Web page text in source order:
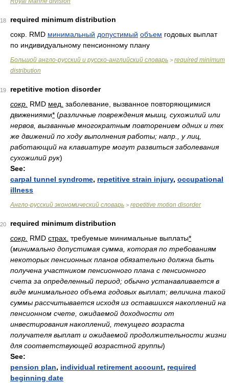
18
required minimum distribution
сокр. RMD минимальный допустимый объем годовых выплат
по индивидуальному пенсионному плану
Большой англо-русский и русско-английский словарь > required minimum
distribution
19
repetitive motion disorder
сокр. RMD мед. заболевание, вызванное повторяющимися
движениями* (различные повреждения мышц, сухожилий или
нервов, вызванные многократным повторением одних и тех
же движений по ходу выполнения работы; напр., у лиц,
работающий на клавиатуре могут развиться заболевания
сухожилий рук)
See:
carpal tunnel syndrome, repetitive strain injury, occupational
illness
Англо-русский экономический словарь > repetitive motion disorder
20
required minimum distribution
сокр. RMD страх. требуемые минимальные выплаты*
(минимально допустимая сумма, которая по требованиям
некоторых пенсионных планов обязательно должна быть
получена участником пенсионного плана с пенсионного
счета за определенный период; обычно устанавливается в
виде минимального объема годовых выплат; величина такой
суммы рассчитывается исходя из оставшихся накоплений на
пенсионном счете, ожидаемой доходности от
инвестирования накоплений, текущего возраста
получателя выплат и ожидаемой продолжительности жизни
для соответствующей возрастной группы)
See:
pension plan, individual retirement account, required
beginning date